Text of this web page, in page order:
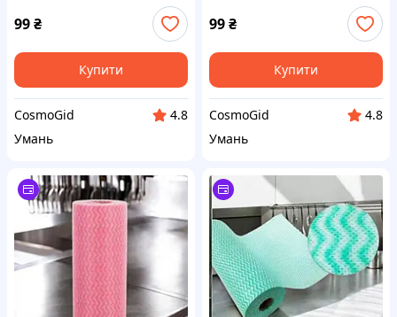
кератину, маски, фарби
99₴
Купити
CosmoGid
4.8
Умань
кератину, маски, фарби
99₴
Купити
CosmoGid
4.8
Умань